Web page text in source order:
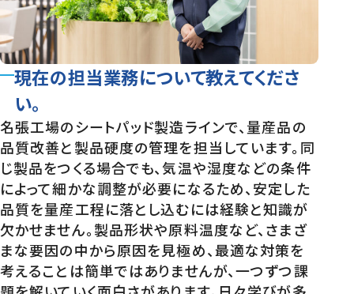
現在の担当業務について教えてくださ
い。
名張工場のシートパッド製造ラインで、量産品の
品質改善と製品硬度の管理を担当しています。同
じ製品をつくる場合でも、気温や湿度などの条件
によって細かな調整が必要になるため、安定した
品質を量産工程に落とし込むには経験と知識が
欠かせません。製品形状や原料温度など、さまざ
まな要因の中から原因を見極め、最適な対策を
考えることは簡単ではありませんが、一つずつ課